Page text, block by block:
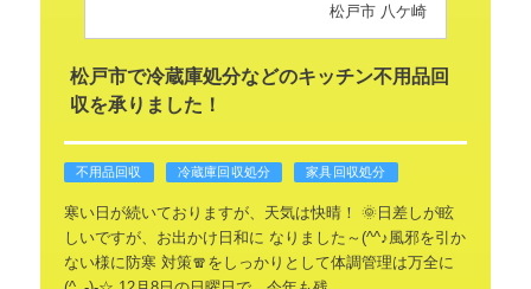
松戸市 八ケ崎
松戸市で冷蔵庫処分などのキッチン不用品回
収を承りました！
不用品回収 冷蔵庫回収処分 家具回収処分
寒い日が続いておりますが、天気は快晴！ 🌞日差しが眩
しいですが、お出かけ日和に なりました～(^^♪風邪を引か
ない様に防寒 対策🧣をしっかりとして体調管理は万全に